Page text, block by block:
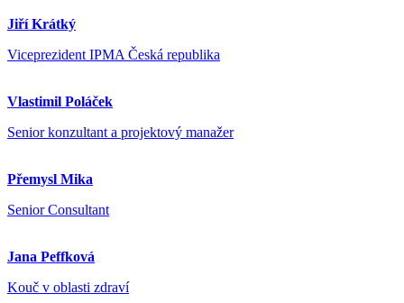
Jiří Krátký
Viceprezident IPMA Česká republika
Vlastimil Poláček
Senior konzultant a projektový manažer
Přemysl Mika
Senior Consultant
Jana Peffková
Kouč v oblasti zdraví